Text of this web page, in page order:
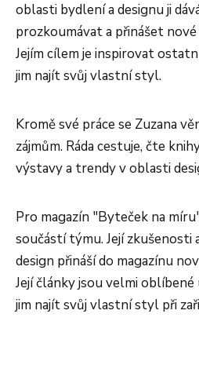
oblasti bydlení a designu ji
prozkoumávat a přinášet
Jejím cílem je inspirovat
jim najít svůj vlastní styl.
Kromě své práce se Zuzana
zájmům. Ráda cestuje, čte
výstavy a trendy v oblasti
Pro magazín "Byteček na
součástí týmu. Její zkušenosti
design přináší do magazínu
Její články jsou velmi oblíbené
jim najít svůj vlastní styl při